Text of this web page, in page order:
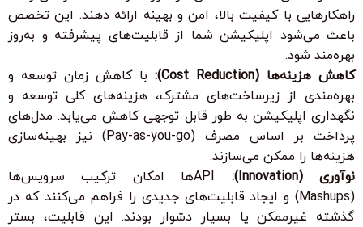
راهکارهایی با کیفیت بالا، امن و بهینه ارائه دهند. این تخصص
باعث می‌شود اپلیکیشن شما از قابلیت‌های پیشرفته و به‌روز
بهره‌مند شود.
کاهش هزینه‌ها (Cost Reduction):
با کاهش زمان توسعه و
بهره‌مندی از زیرساخت‌های مشترک، هزینه‌های کلی توسعه و
نگهداری اپلیکیشن به طور قابل توجهی کاهش می‌یابد. مدل‌های
پرداخت بر اساس مصرف (Pay-as-you-go) نیز بهینه‌سازی
هزینه‌ها را ممکن می‌سازند.
نوآوری (Innovation):
APIها امکان ترکیب سرویس‌ها
(Mashups) و ایجاد قابلیت‌های جدیدی را فراهم می‌کنند که در
گذشته غیرممکن یا بسیار دشوار بودند. این قابلیت، بستر